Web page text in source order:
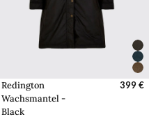
Redington
Wachsmantel -
Black
399 €